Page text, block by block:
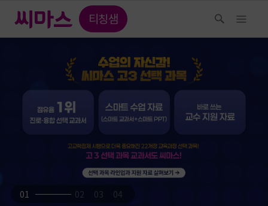
티칭샘
01 02 03 04